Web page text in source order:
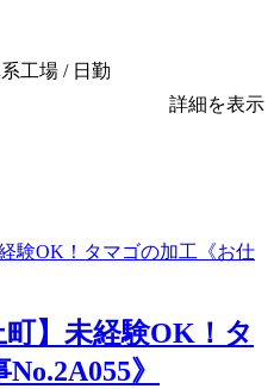
工場 / 日勤
詳細を表示
町】未経験OK！タ
》